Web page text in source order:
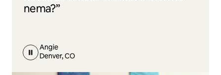
nema?”
Angie
Denver, CO